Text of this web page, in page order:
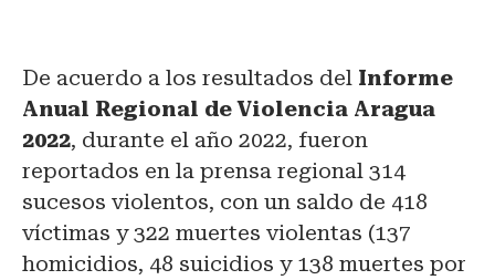
De acuerdo a los resultados del Informe
Anual Regional de Violencia Aragua
2022, durante el año 2022, fueron
reportados en la prensa regional 314
sucesos violentos, con un saldo de 418
víctimas y 322 muertes violentas (137
homicidios, 48 suicidios y 138 muertes por